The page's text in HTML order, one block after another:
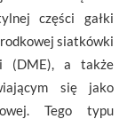
części gałki
siatkówki
(DME), a także
się jako
Tego typu